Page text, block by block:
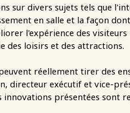
sur divers sujets tels que
en salle et la façon
l'expérience des visiteurs
des loisirs et des attractions.
réellement tirer des
directeur exécutif et vice-
présentées sont